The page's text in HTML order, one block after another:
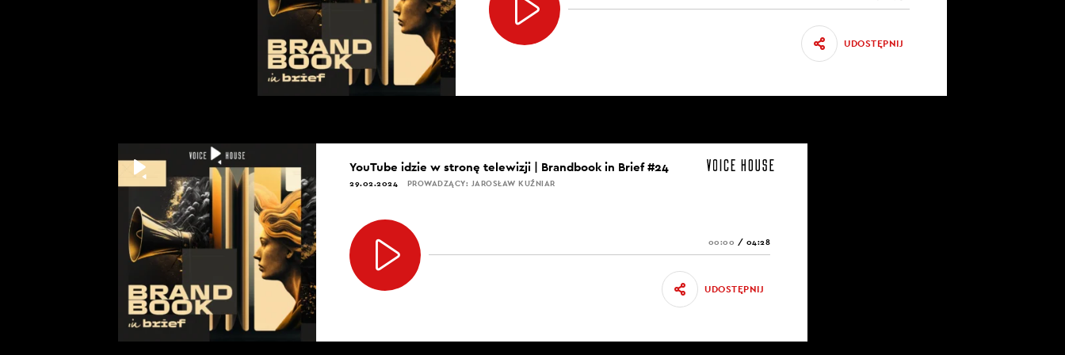
Reagan. Wystąpienie, które on miał pod Bramą Brandenburską w Berlinie, zostało
napisane, natomiast zostało przez niego świetnie odegrane.
[00:05:50]
[00:05:54]
REDAKTOR J. KUŹNIAR: Jak pięknie pozaznaczane.
[00:05:56]
K. HYTREK-PROSIECKA: Fantastyczne wydanie Polityki sprzed wielu lat, 4 tomy:
„Wielkie mowy historii”. Między innymi zaznaczyłam sobie też Ronalda Reagana.
Konstruowanie samej wypowiedzi też jest szalenie istotne i pewnie wiele osób
słucha nas dla warsztatu, więc myślę, że o tym też trochę powiemy. „Ronald Reagan
o imperium zła, brytyjska Izba Gmin, 8 czerwca 1983 rok”. Ja bardzo państwu
UDOSTĘPNIJ
YouTube idzie w stronę telewizji | Brandbook in Brief #24
29.02.2024 PROWADZĄCY: JAROSŁAW KUŹNIAR
00:00 / 04:28
UDOSTĘPNIJ